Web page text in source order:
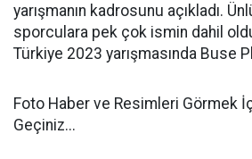
yarışmanın kadrosunu açıkladı.
sporculara pek çok ismin dahil
Türkiye 2023 yarışmasında Buse
Foto Haber ve Resimleri Görmek
Geçiniz...